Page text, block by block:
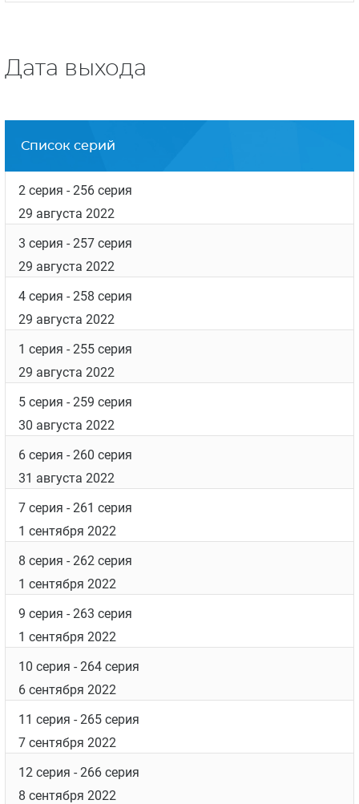
Дата выхода
Список серий
2 серия - 256 серия
29 августа 2022
3 серия - 257 серия
29 августа 2022
4 серия - 258 серия
29 августа 2022
1 серия - 255 серия
29 августа 2022
5 серия - 259 серия
30 августа 2022
6 серия - 260 серия
31 августа 2022
7 серия - 261 серия
1 сентября 2022
8 серия - 262 серия
1 сентября 2022
9 серия - 263 серия
1 сентября 2022
10 серия - 264 серия
6 сентября 2022
11 серия - 265 серия
7 сентября 2022
12 серия - 266 серия
8 сентября 2022